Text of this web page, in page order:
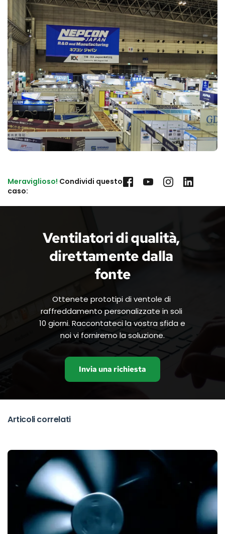
Meraviglioso! Condividi questo
caso:
Ventilatori di qualità,
direttamente dalla
fonte
Ottenete prototipi di ventole di
raffreddamento personalizzate in soli
10 giorni. Raccontateci la vostra sfida e
noi vi forniremo la soluzione.
Invia una richiesta
Articoli correlati